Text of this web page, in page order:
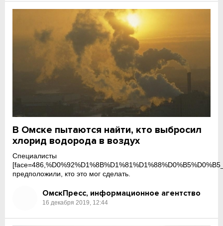
В Омске пытаются найти, кто выбросил
хлорид водорода в воздух
Специалисты
предположили, кто это мог сделать.
ОмскПресс, информационное агентство
16 декабря 2019, 12:44